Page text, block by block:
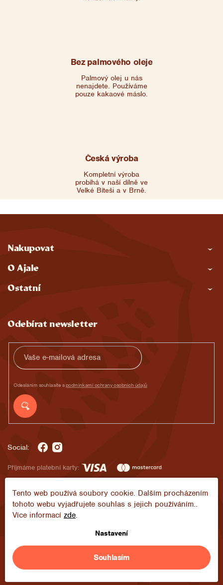
Tento web používá soubory cookie. Dalším procházením
tohoto webu vyjadřujete souhlas s jejich používáním..
Více informací zde.
Nastavení
Souhlasím
Bez palmového oleje
Palmový olej u nás
nenajdete. Používáme
pouze kakaové máslo.
Česká výroba
Kompletní výroba
probíhá v naší dílně ve
Velké Bíteši a v Brně.
p
Nakupovat
O Ajale
Ostatní
Odebírat newsletter
Odesláním souhlasíte spodmínkami ochrany osobních údajů
Social:
Příjmáme platební karty:
Copyright 2026Ajala Chocolate. Všechna práva vyhrazena.
Upravit nastavení cookies